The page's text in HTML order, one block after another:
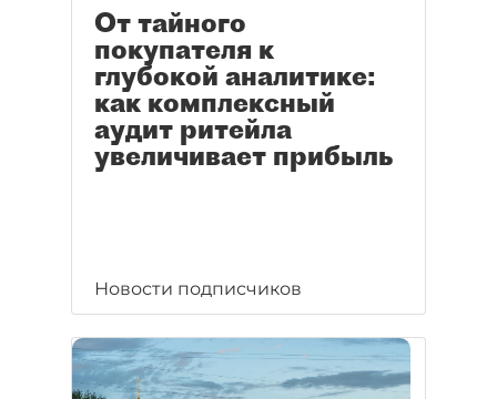
От тайного
покупателя к
глубокой аналитике:
как комплексный
аудит ритейла
увеличивает прибыль
Новости подписчиков